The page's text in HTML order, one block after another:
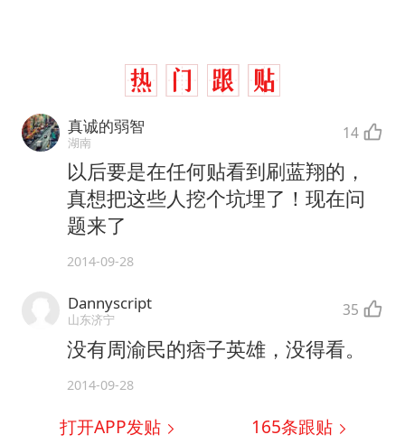
真诚的弱智
湖南 14
以后要是在任何贴看到刷蓝翔的，
真想把这些人挖个坑埋了！现在问
题来了
2014-09-28
Dannyscript
山东济宁 35
没有周渝民的痞子英雄，没得看。
2014-09-28
打开APP发贴 165条跟贴